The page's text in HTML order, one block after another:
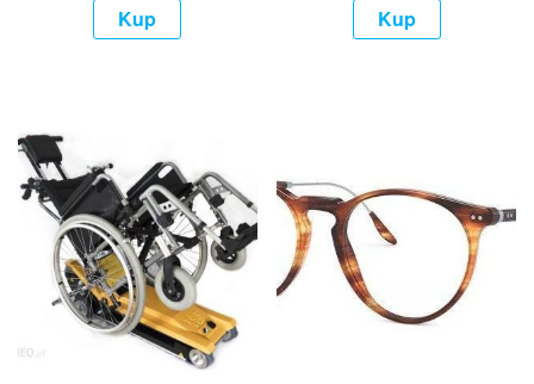
Kup Kup